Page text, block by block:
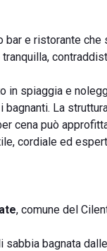
bar e ristorante
in spiaggia e
La
cena può
cordiale ed
, comune del
bagnata